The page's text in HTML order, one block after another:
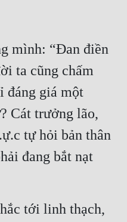
mình: “Đan điền
ta cũng chấm
đáng giá một
Cát trưởng lão,
tự hỏi bản thân
đang bắt nạt
tới linh thạch,